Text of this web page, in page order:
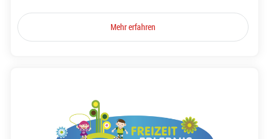
Mehr erfahren